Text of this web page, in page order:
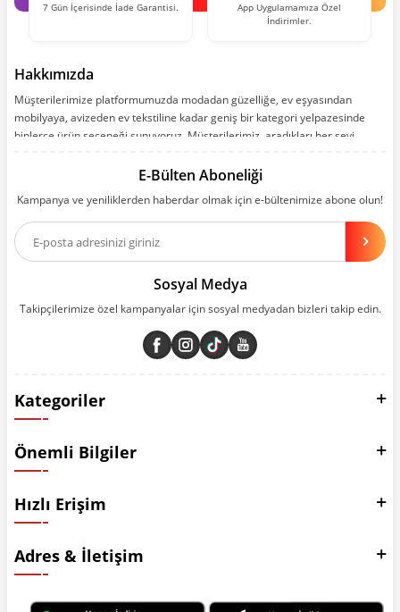
7 Gün İçerisinde İade Garantisi.
App Uygulamamıza Özel
İndirimler.
Hakkımızda
Müşterilerimize platformumuzda modadan güzelliğe, ev eşyasından
mobilyaya, avizeden ev tekstiline kadar geniş bir kategori yelpazesinde
binlerce ürün seçeneği sunuyoruz. Müşterilerimiz, aradıkları her şeyi
kusursuz ve keyifli bir alışveriş yolculuğu sunarken deneyiminize değer
Aynı zamanda App uygulamımızı kullanan müşterilerimize özel indirim
olanakları sunuyoruz. Çalışmalarımızı müşterilerimizin memnuniyetini
esas alarak yürütüyoruz.
E-Bülten Aboneliği
Kampanya ve yeniliklerden haberdar olmak için e-bültenimize abone olun!
Sosyal Medya
Takipçilerimize özel kampanyalar için sosyal medyadan bizleri takip edin.
Kategoriler
Önemli Bilgiler
Hızlı Erişim
Adres & İletişim